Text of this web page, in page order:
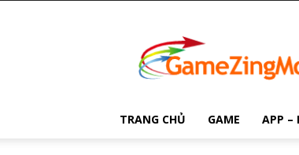
Zing
Mobile
TRANG CHỦ GAME APP –